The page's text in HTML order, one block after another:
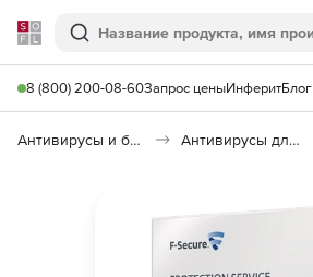
Softline
Поиск
8 (800) 200-08-60Запрос ценыИнферитБлог
Антивирусы и безопасность Антивирусы для организаций